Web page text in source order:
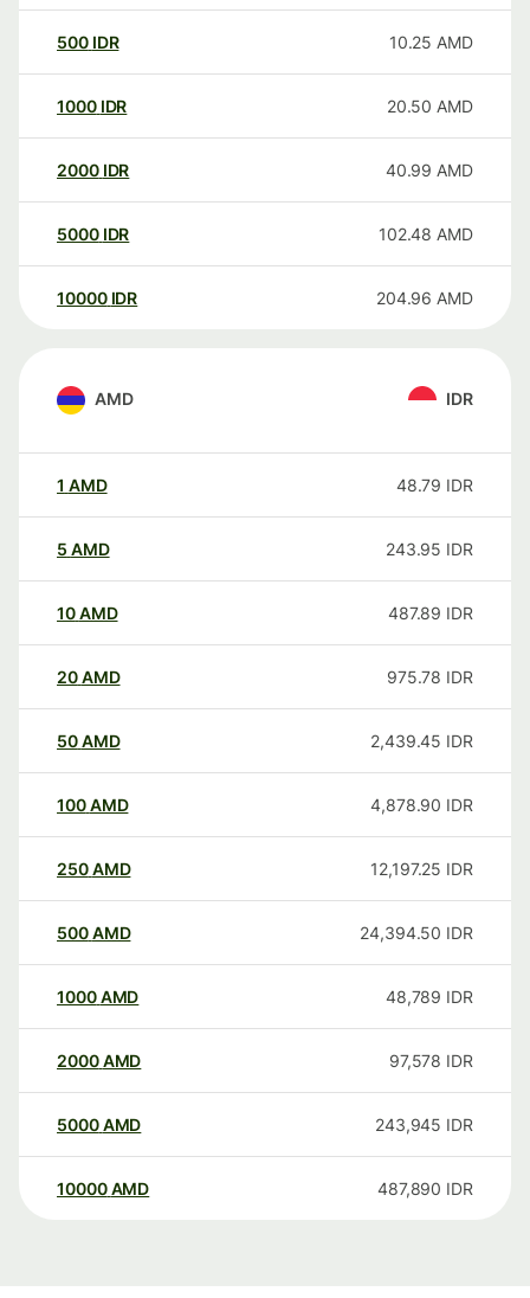
500 IDR 10.25 AMD
1000 IDR 20.50 AMD
2000 IDR 40.99 AMD
5000 IDR 102.48 AMD
10000 IDR 204.96 AMD
AMD IDR
1 AMD 48.79 IDR
5 AMD 243.95 IDR
10AMD 487.89 IDR
20AMD 975.78 IDR
50AMD 2,439.45 IDR
100AMD 4,878.90 IDR
250AMD 12,197.25 IDR
500AMD 24,394.50 IDR
1000AMD 48,789 IDR
2000AMD 97,578 IDR
5000AMD 243,945 IDR
10000 AMD 487,890 IDR